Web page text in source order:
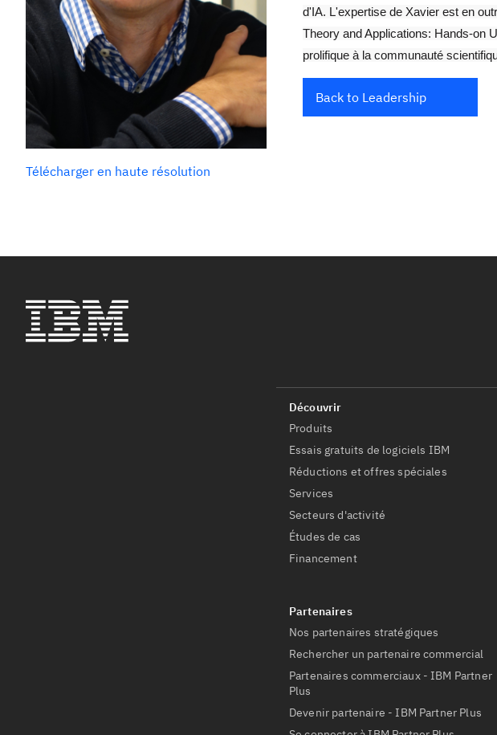
Télécharger en haute résolution
d'IA. L'expertise de Xavier est en
Theory and Applications: Hands-on
prolifique à la communauté
Back to Leadership
Produits
Essais gratuits de logiciels IBM
Réductions et offres spéciales
Services
Secteurs d'activité
Études de cas
Financement
Nos partenaires stratégiques
Rechercher un partenaire commercial
Partenaires commerciaux - IBM Partner
Plus
Devenir partenaire - IBM Partner Plus